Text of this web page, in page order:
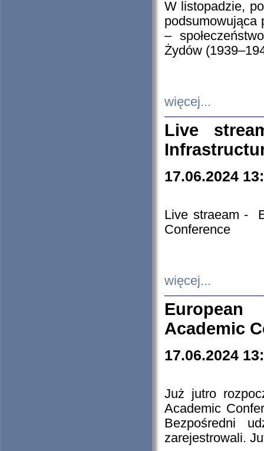
W listopadzie,
podsumowująca
–
Żydów
więcej...
Live
17.06.2024
Live straeam -
Conference
więcej...
European
Academic
17.06.2024
Już jutro
Academic
Bezpośredni
zarejestrowali.